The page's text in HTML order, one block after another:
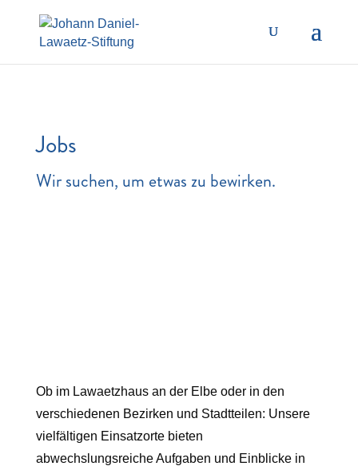
Jobs
Wir suchen, um etwas zu bewirken.
Ob im Lawaetzhaus an der Elbe oder in den
verschiedenen Bezirken und Stadtteilen: Unsere
vielfältigen Einsatzorte bieten
abwechslungsreiche Aufgaben und Einblicke in